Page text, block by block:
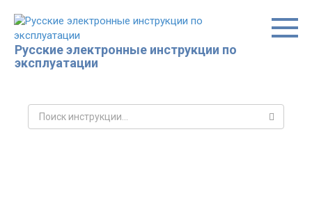
контенту
Русские электронные инструкции по
эксплуатации
Поиск: